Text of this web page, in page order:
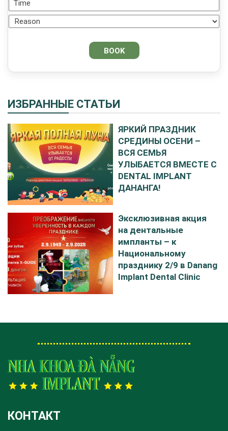
ИЗБРАННЫЕ СТАТЬИ
ЯРКИЙ ПРАЗДНИК
СРЕДИНЫ ОСЕНИ –
ВСЯ СЕМЬЯ
УЛЫБАЕТСЯ ВМЕСТЕ С
DENTAL IMPLANT
ДАНАНГА!
Эксклюзивная акция
на дентальные
импланты – к
Национальному
празднику 2/9 в Danang
Implant Dental Clinic
КОНТАКТ